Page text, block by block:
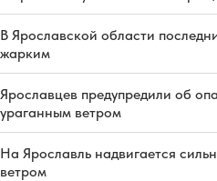
В Ярославской области
жарким
Ярославцев предупредили об
ураганным ветром
На Ярославль надвигается
ветром